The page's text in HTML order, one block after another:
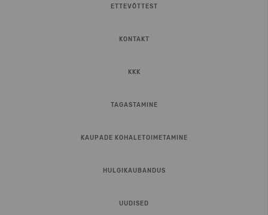
ETTEVÕTTEST
KONTAKT
KKK
TAGASTAMINE
KAUPADE KOHALETOIMETAMINE
HULGIKAUBANDUS
UUDISED